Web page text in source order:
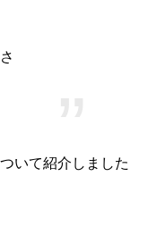
いて紹介しました